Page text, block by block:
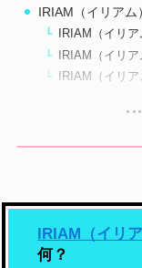
IRIAM（イリア
IRIAM（イリ
IRIAM（イリ
IRIAM（イリ
IRIAM（イリ
何？